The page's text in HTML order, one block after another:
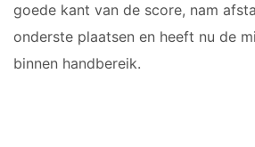
goede kant van de score, nam
onderste plaatsen en heeft nu de
binnen handbereik.